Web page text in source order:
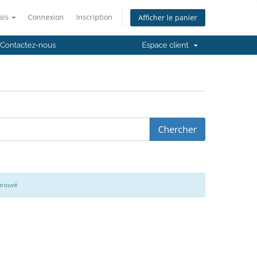
Connexion Inscription Afficher le panier
Contactez-nous Espace client